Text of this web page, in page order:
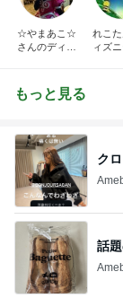
☆やまあこ☆
さんのディズ
れこ
ィズニ
もっと見る
ク
話